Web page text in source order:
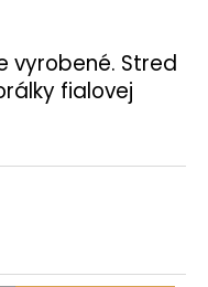
vyrobené. Stred
fialovej